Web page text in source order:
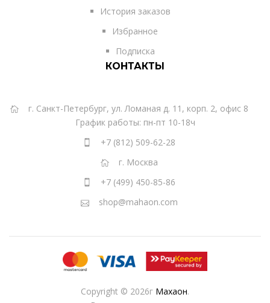
История заказов
Избранное
Подписка
КОНТАКТЫ
г. Санкт-Петербург, ул. Ломаная д. 11, корп. 2, офис 8
График работы: пн-пт 10-18ч
+7 (812) 509-62-28
г. Москва
+7 (499) 450-85-86
shop@mahaon.com
Copyright © 2026г Махаон.